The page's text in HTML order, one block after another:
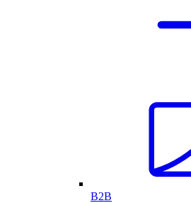
B2B